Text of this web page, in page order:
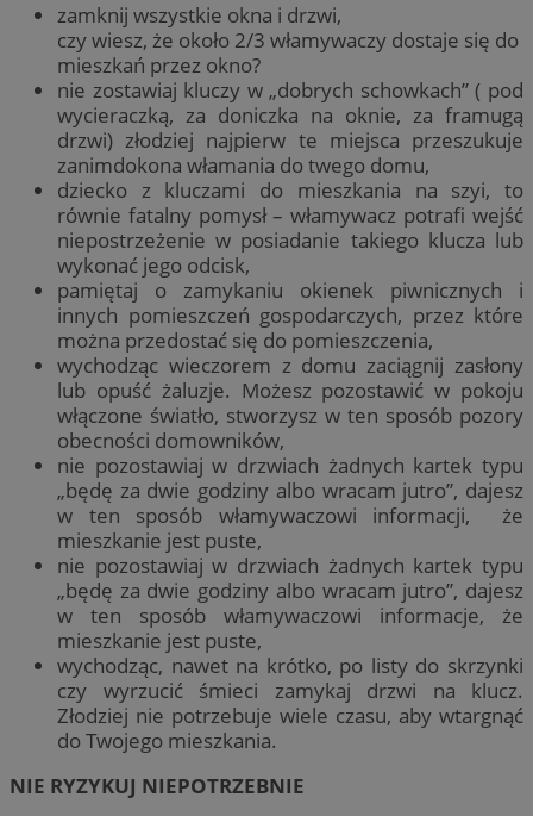
zamknij wszystkie okna i drzwi,
czy wiesz, że około 2/3 włamywaczy dostaje się do
mieszkań przez okno?
nie zostawiaj kluczy w „dobrych schowkach” ( pod
wycieraczką, za doniczka na oknie, za framugą
drzwi) złodziej najpierw te miejsca przeszukuje
zanimdokona włamania do twego domu,
dziecko z kluczami do mieszkania na szyi, to
równie fatalny pomysł – włamywacz potrafi wejść
niepostrzeżenie w posiadanie takiego klucza lub
wykonać jego odcisk,
pamiętaj o zamykaniu okienek piwnicznych i
innych pomieszczeń gospodarczych, przez które
można przedostać się do pomieszczenia,
wychodząc wieczorem z domu zaciągnij zasłony
lub opuść żaluzje. Możesz pozostawić w pokoju
włączone światło, stworzysz w ten sposób pozory
obecności domowników,
nie pozostawiaj w drzwiach żadnych kartek typu
„będę za dwie godziny albo wracam jutro”, dajesz
w ten sposób włamywaczowi informacji, że
mieszkanie jest puste,
nie pozostawiaj w drzwiach żadnych kartek typu
„będę za dwie godziny albo wracam jutro”, dajesz
w ten sposób włamywaczowi informacje, że
mieszkanie jest puste,
wychodząc, nawet na krótko, po listy do skrzynki
czy wyrzucić śmieci zamykaj drzwi na klucz.
Złodziej nie potrzebuje wiele czasu, aby wtargnąć
do Twojego mieszkania.
NIE RYZYKUJ NIEPOTRZEBNIE